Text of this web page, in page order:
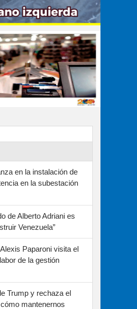
en la instalación de
en la subestación
de Alberto Adriani es
Venezuela”
Paparoni visita el
de la gestión
Trump y rechaza el
mantenernos